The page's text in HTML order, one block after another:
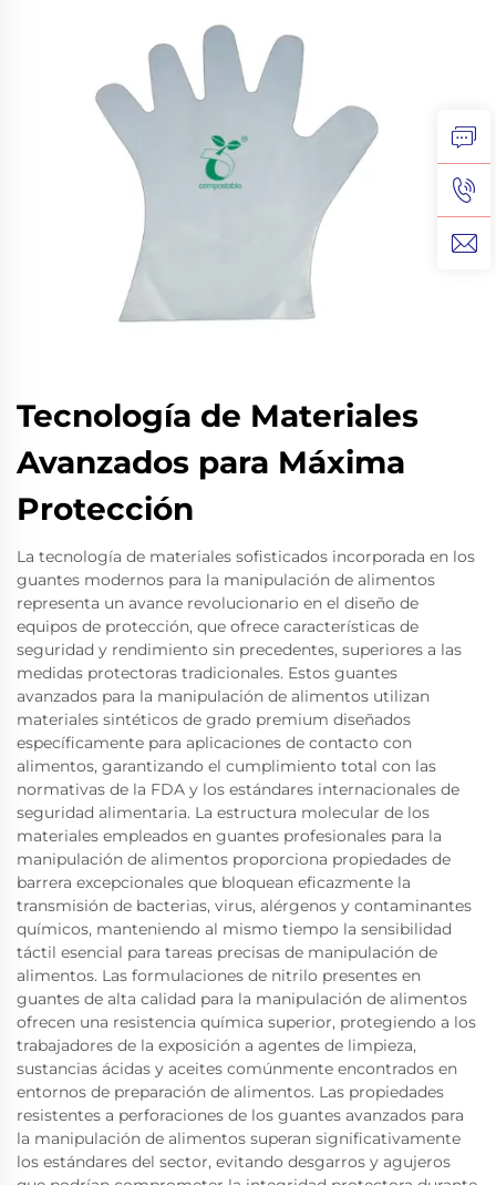
Tecnología de Materiales
Avanzados para Máxima
Protección
La tecnología de materiales sofisticados incorporada en los
guantes modernos para la manipulación de alimentos
representa un avance revolucionario en el diseño de
equipos de protección, que ofrece características de
seguridad y rendimiento sin precedentes, superiores a las
medidas protectoras tradicionales. Estos guantes
avanzados para la manipulación de alimentos utilizan
materiales sintéticos de grado premium diseñados
específicamente para aplicaciones de contacto con
alimentos, garantizando el cumplimiento total con las
normativas de la FDA y los estándares internacionales de
seguridad alimentaria. La estructura molecular de los
materiales empleados en guantes profesionales para la
manipulación de alimentos proporciona propiedades de
barrera excepcionales que bloquean eficazmente la
transmisión de bacterias, virus, alérgenos y contaminantes
químicos, manteniendo al mismo tiempo la sensibilidad
táctil esencial para tareas precisas de manipulación de
alimentos. Las formulaciones de nitrilo presentes en
guantes de alta calidad para la manipulación de alimentos
ofrecen una resistencia química superior, protegiendo a los
trabajadores de la exposición a agentes de limpieza,
sustancias ácidas y aceites comúnmente encontrados en
entornos de preparación de alimentos. Las propiedades
resistentes a perforaciones de los guantes avanzados para
la manipulación de alimentos superan significativamente
los estándares del sector, evitando desgarros y agujeros